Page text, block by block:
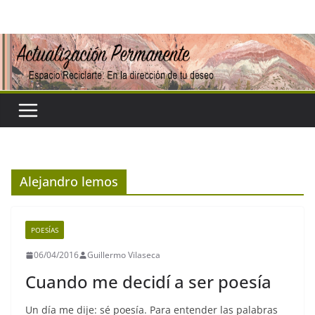
contenido
Alejandro lemos
POESÍAS
06/04/2016 Guillermo Vilaseca
Cuando me decidí a ser poesía
Un día me dije: sé poesía. Para entender las palabras